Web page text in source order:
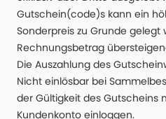
Gutschein(code)s kann ein
Sonderpreis zu Grunde gelegt
Rechnungsbetrag
Die Auszahlung des
Nicht einlösbar bei
der Gültigkeit des Gutscheins
Kundenkonto einloggen.